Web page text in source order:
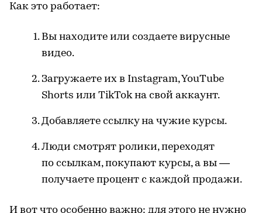
Как это работает:
Вы находите или создаете вирусные
видео.
Загружаете их в Instagram, YouTube
Shorts или TikTok на свой аккаунт.
Добавляете ссылку на чужие курсы.
Люди смотрят ролики, переходят
по ссылкам, покупают курсы, а вы —
получаете процент с каждой продажи.
И вот что особенно важно: для этого не нужно